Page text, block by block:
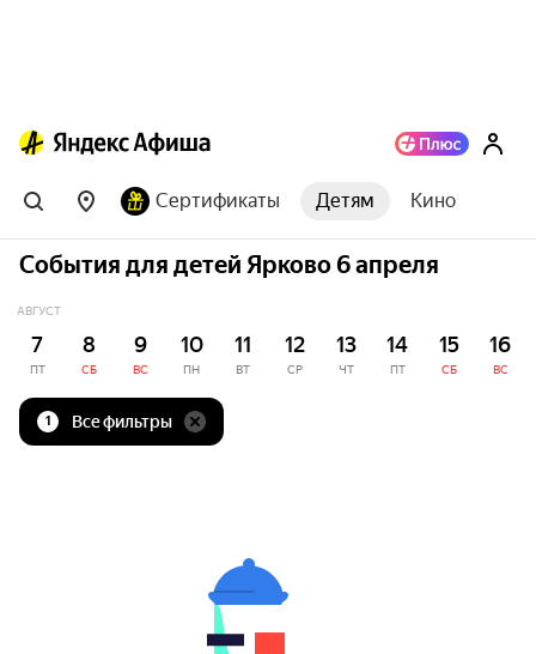
Сертификаты Детям Кино
События для детей Ярково 6 апреля
АВГУСТ
7
ПТ
8
СБ
9
ВС
10
ПН
11
ВТ
12
СР
13
ЧТ
14
ПТ
15
СБ
16
ВС
1 Все фильтры